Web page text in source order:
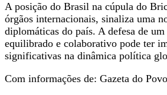
A posição do Brasil na cúpula do
órgãos internacionais, sinaliza uma
diplomáticas do país. A defesa de
equilibrado e colaborativo pode ter
significativas na dinâmica política
Com informações de: Gazeta do